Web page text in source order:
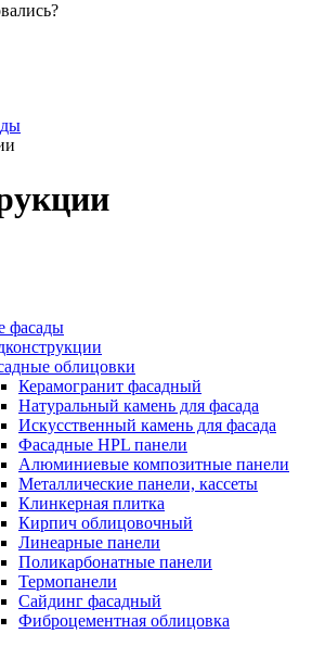
фасады
облицовки
Керамогранит фасадный
Натуральный камень для фасада
Искусственный камень для фасада
Фасадные HPL панели
Алюминиевые композитные панели
Металлические панели, кассеты
Клинкерная плитка
Кирпич облицовочный
Линеарные панели
Поликарбонатные панели
Термопанели
Сайдинг фасадный
Фиброцементная облицовка